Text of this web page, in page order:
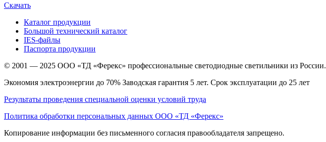
Скачать
Каталог продукции
Большой технический каталог
IES-файлы
Паспорта продукции
© 2001 — 2025 ООО «ТД «Ферекс» профессиональные светодиодные светильники из России.
Экономия электроэнергии до 70% Заводская гарантия 5 лет. Срок эксплуатации до 25 лет
Результаты проведения специальной оценки условий труда
Политика обработки персональных данных ООО «ТД «Ферекс»
Копирование информации без письменного согласия правообладателя запрещено.